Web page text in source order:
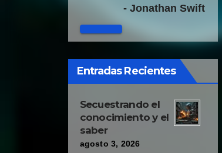
general discontent, to fill
their pockets with
kidnappings and
confiscations and to
raise or sink the concept
fulfils their particular
interests."
- Jonathan Swift
Entradas Recientes
Secuestrando el
conocimiento y el
saber
agosto 3, 2026